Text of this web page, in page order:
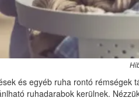
és egyéb ruha rontó rémségek
ruhadarabok kerülnek.